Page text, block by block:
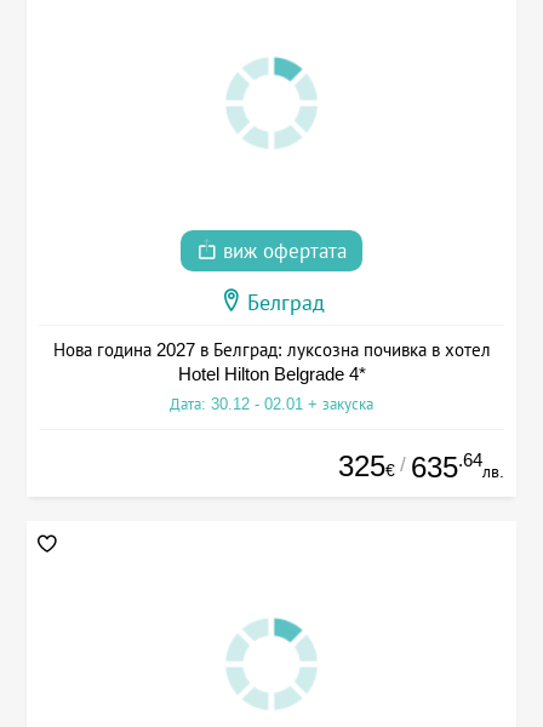
виж офертата
Белград
Нова година 2027 в Белград: луксозна почивка в хотел
Hotel Hilton Belgrade 4*
Дата: 30.12 - 02.01 + закуска
325€ / 635.64
лв.